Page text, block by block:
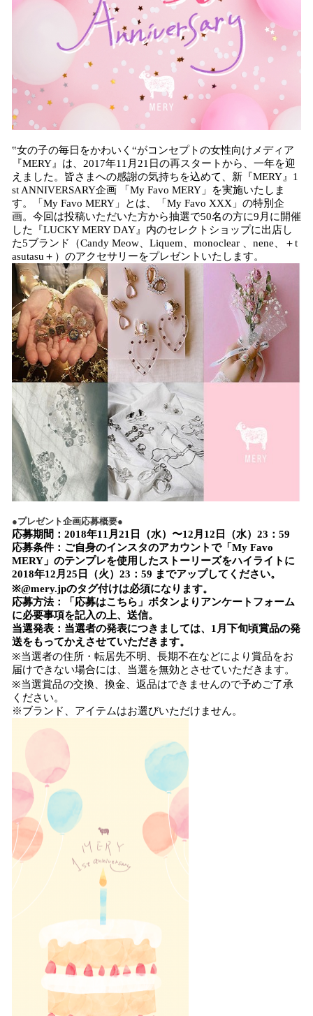
‟女の子の毎日をかわいく“がコンセプトの女性向けメディア
『MERY』は、2017年11月21日の再スタートから、一年を迎
えました。皆さまへの感謝の気持ちを込めて、新『MERY』1
st ANNIVERSARY企画 「My Favo MERY」を実施いたしま
す。「My Favo MERY」とは、「My Favo XXX」の特別企
画。今回は投稿いただいた方から抽選で50名の方に9月に開催
した『LUCKY MERY DAY』内のセレクトショップに出店し
た5ブランド（Candy Meow、Liquem、monoclear 、nene、＋t
asutasu＋）のアクセサリーをプレゼントいたします。
●プレゼント企画応募概要●
応募期間：2018年11月21日（水）〜12月12日（水）23：59
応募条件：ご自身のインスタのアカウントで「My Favo
MERY」のテンプレを使用したストーリーズをハイライトに
2018年12月25日（火）23：59 までアップしてください。
※@mery.jpのタグ付けは必須になります。
応募方法：「応募はこちら」ボタンよりアンケートフォーム
に必要事項を記入の上、送信。
当選発表：当選者の発表につきましては、1月下旬頃賞品の発
送をもってかえさせていただきます。
※当選者の住所・転居先不明、長期不在などにより賞品をお
届けできない場合には、当選を無効とさせていただきます。
※当選賞品の交換、換金、返品はできませんので予めご了承
ください。
※ブランド、アイテムはお選びいただけません。